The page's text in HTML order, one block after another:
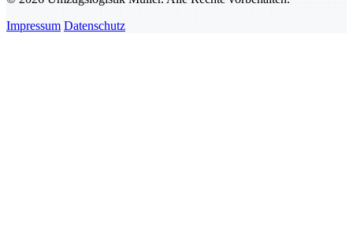
Impressum Datenschutz